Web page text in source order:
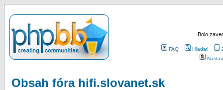
Bolo
FAQ Hľadať
Obsah fóra hifi.slovanet.sk